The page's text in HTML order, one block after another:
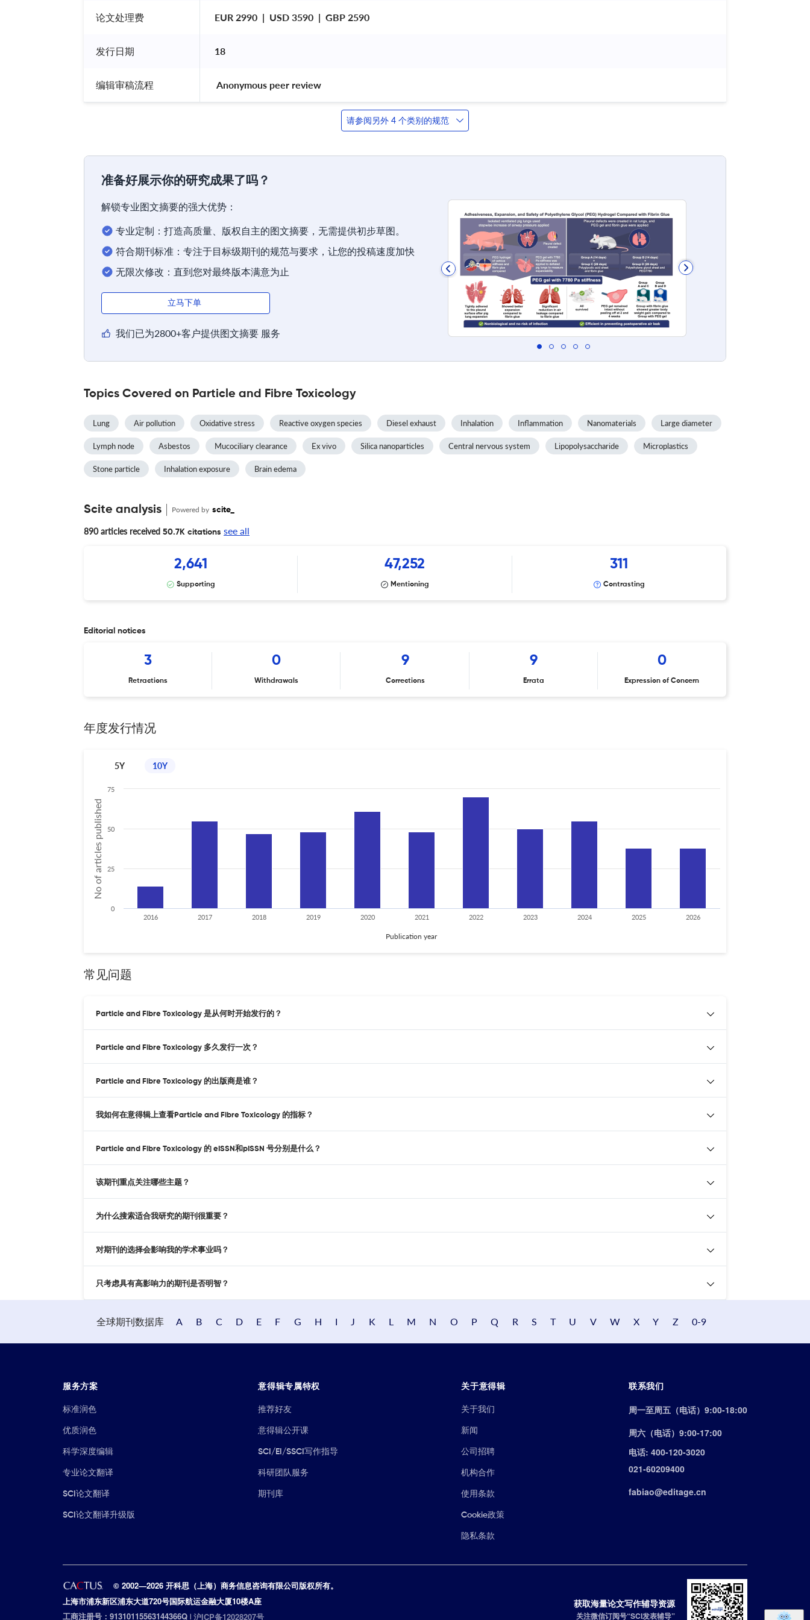
论文处理费 EUR 2990  |  USD 3590  |  GBP 2590
发行日期 18
编辑审稿流程 Anonymous peer review
请参阅另外 4 个类别的规范
准备好展示你的研究成果了吗？
解锁专业图文摘要的强大优势：
专业定制：打造高质量、版权自主的图文摘要，无需提供初步草图。
符合期刊标准：专注于目标级期刊的规范与要求，让您的投稿速度加快
无限次修改：直到您对最终版本满意为止
立马下单
我们已为2800+客户提供图文摘要 服务
Topics Covered on Particle and Fibre Toxicology
Lung Air pollution Oxidative stress Reactive oxygen species Diesel exhaust Inhalation Inflammation Nanomaterials Large diameter
Lymph node Asbestos Mucociliary clearance Ex vivo Silica nanoparticles Central nervous system Lipopolysaccharide Microplastics
Stone particle Inhalation exposure Brain edema
Scite analysis Powered by scite_
890 articles received 50.7K citations see all
2,641
Supporting
47,252
Mentioning
311
Contrasting
Editorial notices
3
Retractions
0
Withdrawals
9
Corrections
9
Errata
0
Expression of Concern
年度发行情况
5Y 10Y
No of articles published
Publication year
2016 2017 2018 2019 2020 2021 2022 2023 2024 2025 2026
0
25
50
75
常见问题
Particle and Fibre Toxicology 是从何时开始发行的？
Particle and Fibre Toxicology 多久发行一次？
Particle and Fibre Toxicology 的出版商是谁？
我如何在意得辑上查看Particle and Fibre Toxicology 的指标？
Particle and Fibre Toxicology 的 eISSN和pISSN 号分别是什么？
该期刊重点关注哪些主题？
为什么搜索适合我研究的期刊很重要？
对期刊的选择会影响我的学术事业吗？
只考虑具有高影响力的期刊是否明智？
全球期刊数据库 A B C D E F G H I J K L M N O P Q R S T U V W X Y Z 0-9